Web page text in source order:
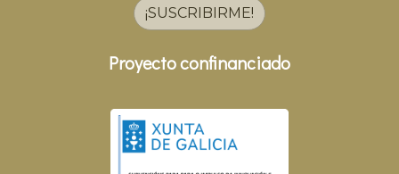
¡SUSCRIBIRME!
Proyecto confinanciado